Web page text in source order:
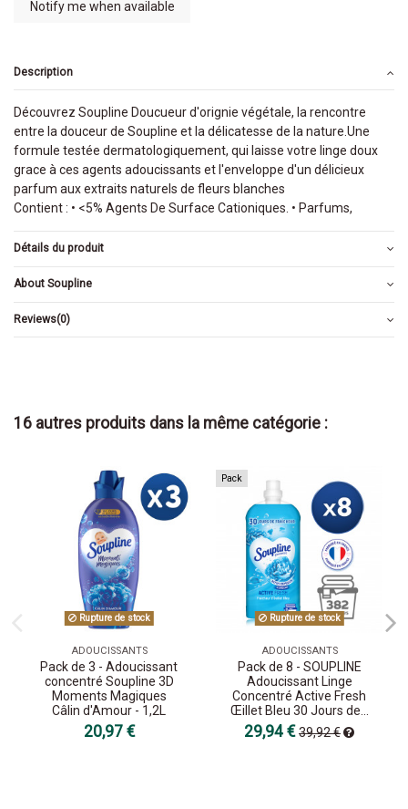
Description
Découvrez Soupline Doucueur d'orignie végétale, la rencontre
entre la douceur de Soupline et la délicatesse de la nature.Une
formule testée dermatologiquement, qui laisse votre linge doux
grace à ces agents adoucissants et l'enveloppe d'un délicieux
parfum aux extraits naturels de fleurs blanches
Contient : • <5% Agents De Surface Cationiques. • Parfums,
Détails du produit
About Soupline
Reviews(0)
16 autres produits dans la même catégorie :
Rupture de stock
ADOUCISSANTS
Pack de 3 - Adoucissant
concentré Soupline 3D
Moments Magiques
Câlin d'Amour - 1,2L
20,97 €
Pack
Rupture de stock
ADOUCISSANTS
Pack de 8 - SOUPLINE
Adoucissant Linge
Concentré Active Fresh
Œillet Bleu 30 Jours de...
29,94 €39,92 €